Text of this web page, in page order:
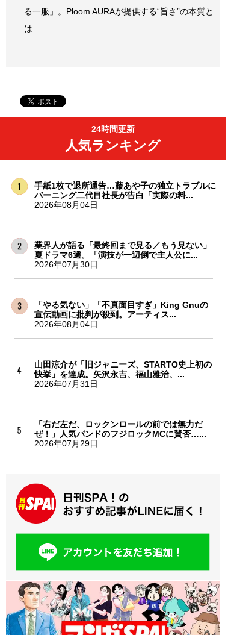
る一服」。Ploom AURAが提供する“旨さ”の本質と
は
24時間更新
人気ランキング
手紙1枚で退所通告…藤あや子の独立トラブルに
バーニング二代目社長が告白「実際の料...
2026年08月04日
業界人が語る「最終回まで見る／もう見ない」
夏ドラマ6選。「演技が一辺倒で主人公に...
2026年07月30日
「やる気ない」「不真面目すぎ」King Gnuの
宣伝動画に批判が殺到。アーティス...
2026年08月04日
山田涼介が「旧ジャニーズ、STARTO史上初の
快挙」を達成。矢沢永吉、福山雅治、...
2026年07月31日
「右だ左だ、ロックンロールの前では無力だ
ぜ！」人気バンドのフジロックMCに賛否…...
2026年07月29日